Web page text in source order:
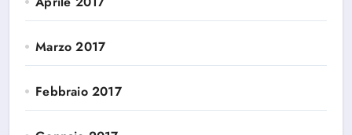
Marzo 2017
Febbraio 2017